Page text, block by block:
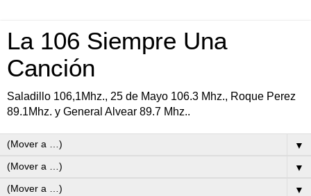
La 106 Siempre Una
Canción
Saladillo 106,1Mhz., 25 de Mayo 106.3 Mhz., Roque Perez
89.1Mhz. y General Alvear 89.7 Mhz..
▼
▼
▼